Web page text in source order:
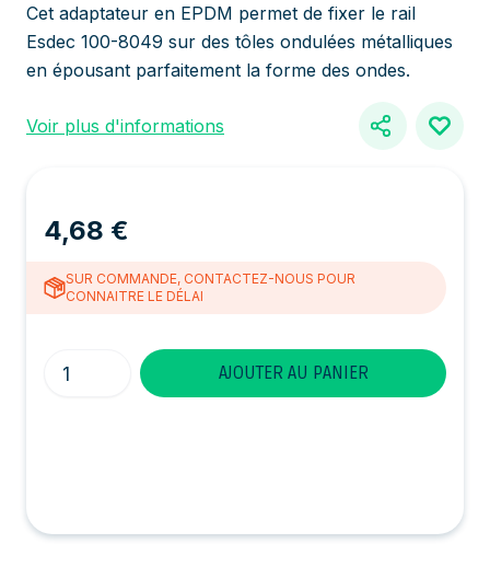
Cet adaptateur en EPDM permet de fixer le rail
Esdec 100-8049 sur des tôles ondulées métalliques
en épousant parfaitement la forme des ondes.
Voir plus d'informations
4,68 €
SUR COMMANDE, CONTACTEZ-NOUS POUR
CONNAITRE LE DÉLAI
Quantité
AJOUTER AU PANIER